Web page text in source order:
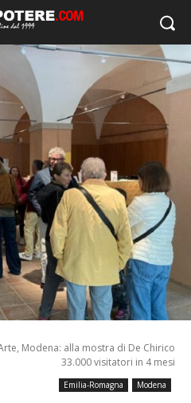
Modena: alla mostra di De Chirico
33.000 visitatori in 4 mesi
Emilia-Romagna Modena